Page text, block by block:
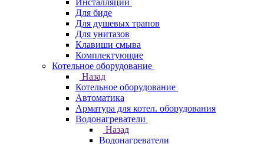
Инсталляции
Для биде
Для душевых трапов
Для унитазов
Клавиши смыва
Комплектующие
Котельное оборудование
Назад
Котельное оборудование
Автоматика
Арматура для котел. оборудования
Водонагреватели
Назад
Водонагреватели